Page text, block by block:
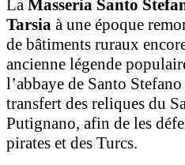
La Masseria Santo
Tarsia à une époque
de bâtiments ruraux
ancienne légende
l’abbaye de Santo
transfert des reliques du
Putignano, afin de les
pirates et des Turcs.